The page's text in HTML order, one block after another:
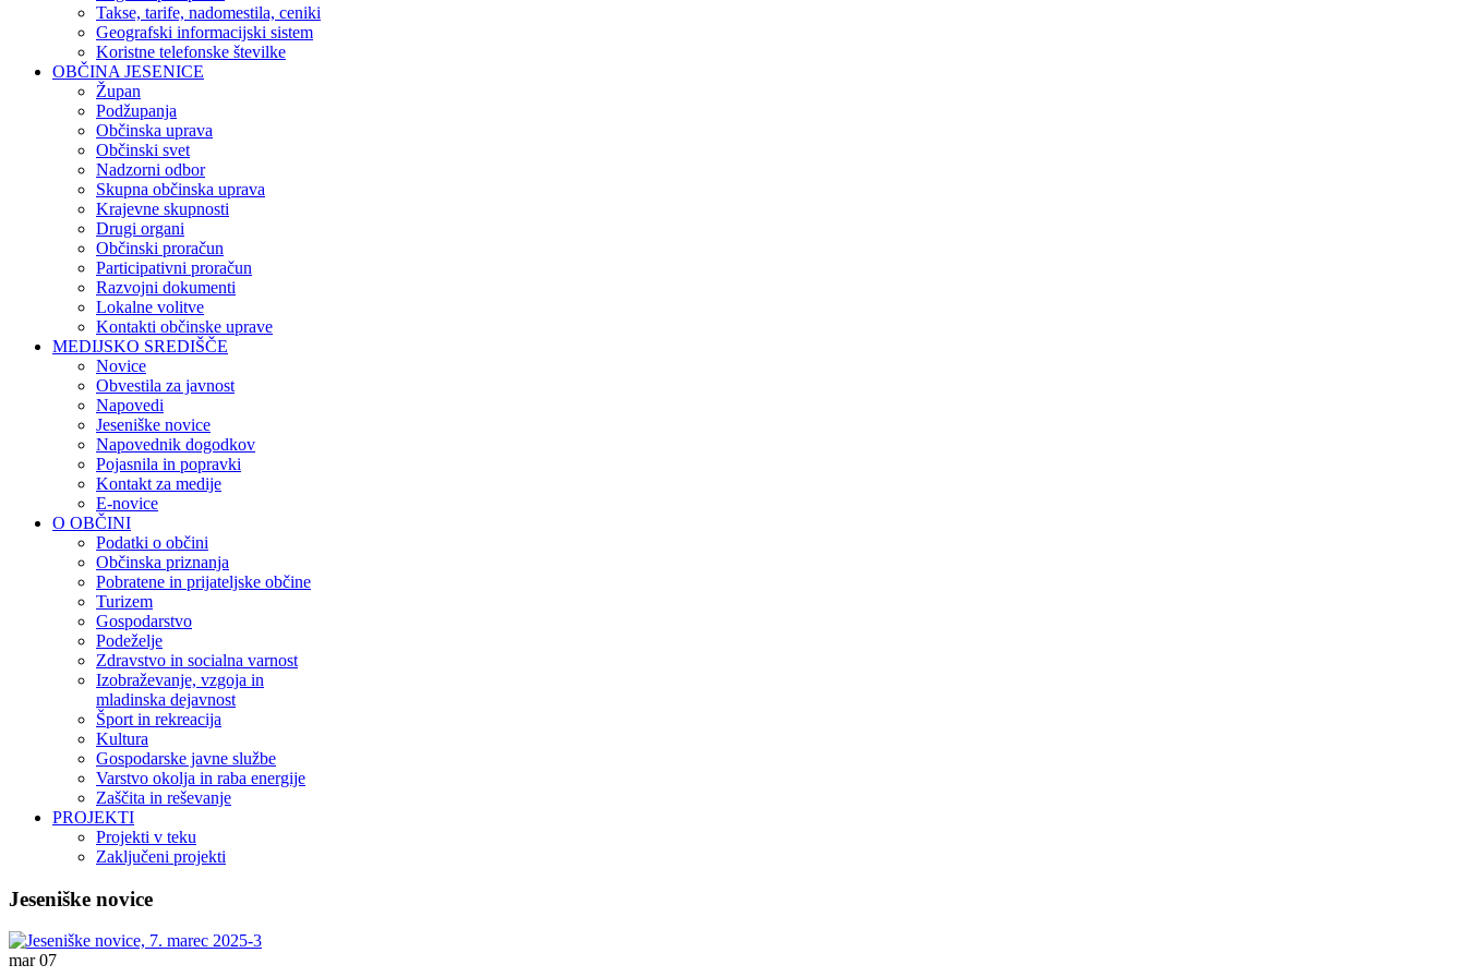
Takse, tarife, nadomestila, ceniki
Geografski informacijski sistem
Koristne telefonske številke
OBČINA JESENICE
Župan
Podžupanja
Občinska uprava
Občinski svet
Nadzorni odbor
Skupna občinska uprava
Krajevne skupnosti
Drugi organi
Občinski proračun
Participativni proračun
Razvojni dokumenti
Lokalne volitve
Kontakti občinske uprave
MEDIJSKO SREDIŠČE
Novice
Obvestila za javnost
Napovedi
Jeseniške novice
Napovednik dogodkov
Pojasnila in popravki
Kontakt za medije
E-novice
O OBČINI
Podatki o občini
Občinska priznanja
Pobratene in prijateljske občine
Turizem
Gospodarstvo
Podeželje
Zdravstvo in socialna varnost
Izobraževanje, vzgoja in
mladinska dejavnost
Šport in rekreacija
Kultura
Gospodarske javne službe
Varstvo okolja in raba energije
Zaščita in reševanje
PROJEKTI
Projekti v teku
Zaključeni projekti
Jeseniške novice
mar07